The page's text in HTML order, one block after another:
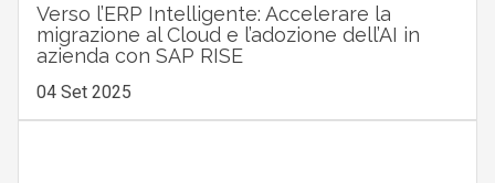
Verso l’ERP Intelligente: Accelerare la
migrazione al Cloud e l’adozione dell’AI in
azienda con SAP RISE
04 Set 2025